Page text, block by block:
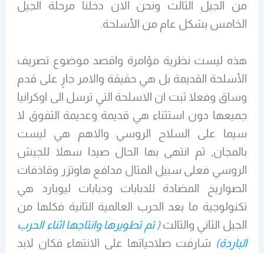
من الجيل الثالث ونحن الان دخلنا مرحلة الجيل
الخامس بشكل عام من الأسلحة.
هذه ليست نظرية مؤامرة واقصد موضوع تصريف
الأسلحة القديمة بل هي حقيقة والامر جارٍ على قدم
وساق وفعلا ثبت ان الاسلحة التي ترسل الى اوكرانيا
جميعها دون استثناء هي قديمة وعديمة التفوق لا
سيما على السلاح الروسي والاهم هي ليست
بالمجان, ثم انتهى بها الحال صيدا سهلا للجيش
الروسي فعلى سبيل المثال مدافع هاوتزر وقاذفات
الصواريخ المضادة للدبابات ودبابات ليوبارد هي
تكنولوجية ما بعد الحرب العالمية الثانية فكلها من
الجيل الثاني والثالث( تم تطويرها وانتاجها اثناء الحرب
الباردة) شارفت صلاحياتها على الانتهاء فكان لابد